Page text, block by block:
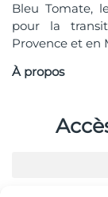
Bleu Tomate,
pour la
Provence et en
À propos